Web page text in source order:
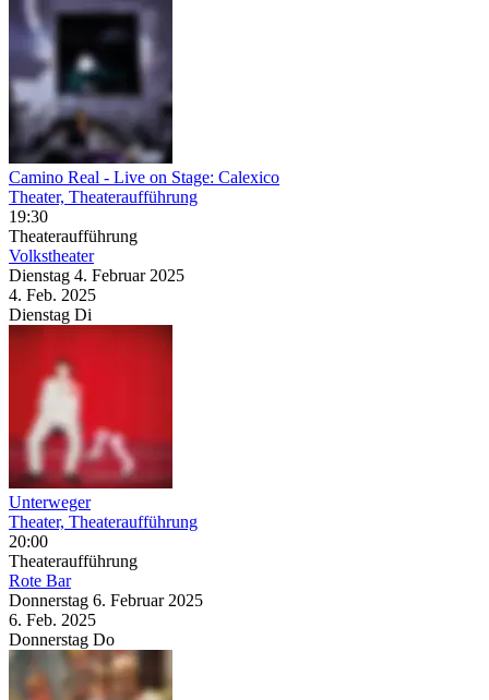
Camino Real - Live on Stage: Calexico
Theater, Theateraufführung
19:30
Theateraufführung
Volkstheater
Dienstag 4. Februar 2025
4. Feb. 2025
Dienstag Di
Unterweger
Theater, Theateraufführung
20:00
Theateraufführung
Rote Bar
Donnerstag 6. Februar 2025
6. Feb. 2025
Donnerstag Do